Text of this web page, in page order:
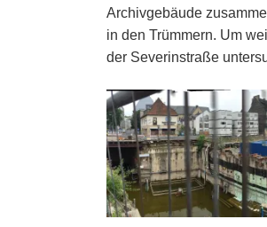
Archivgebäude
in den Trümmern. Um
der Severinstraße